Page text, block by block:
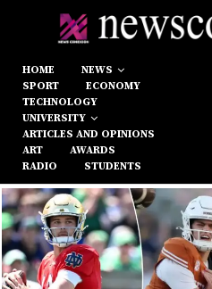
HOME
NEWS
SPORT
ECONOMY
TECHNOLOGY
UNIVERSITY
ARTICLES AND OPINIONS
ART
AWARDS
RADIO
STUDENTS